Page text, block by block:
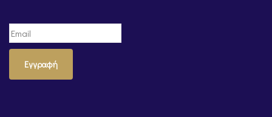
Εγγραφή